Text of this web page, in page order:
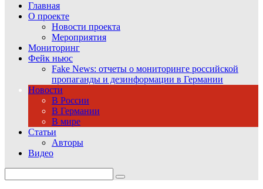
Главная
О проекте
Новости проекта
Мероприятия
Мониторинг
Фейк ньюс
Fake News: отчеты о мониторинге российской
пропаганды и дезинформации в Германии
Новости
В России
В Германии
В мире
Статьи
Авторы
Видео
for: